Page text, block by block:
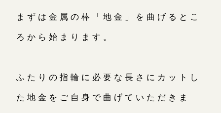
まずは金属の棒「地金」を曲げるとこ
ろから始まります。
ふたりの指輪に必要な長さにカットし
た地金をご自身で曲げていただきま